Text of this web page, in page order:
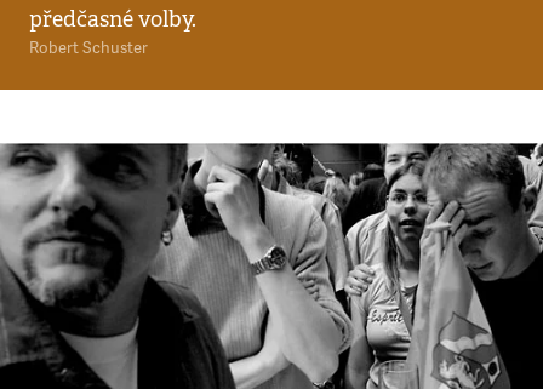
předčasné volby.
Robert Schuster